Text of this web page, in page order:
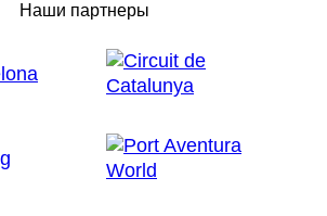
Наши партнеры